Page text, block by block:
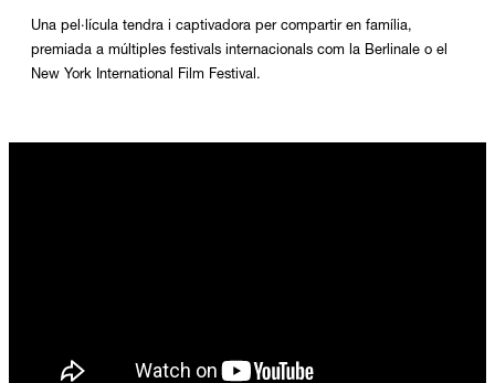
Una pel·lícula tendra i captivadora per compartir en família,
premiada a múltiples festivals internacionals com la Berlinale o el
New York International Film Festival.